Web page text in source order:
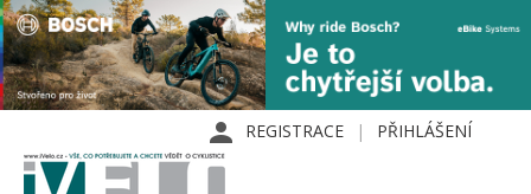
REGISTRACE PŘIHLÁŠENÍ